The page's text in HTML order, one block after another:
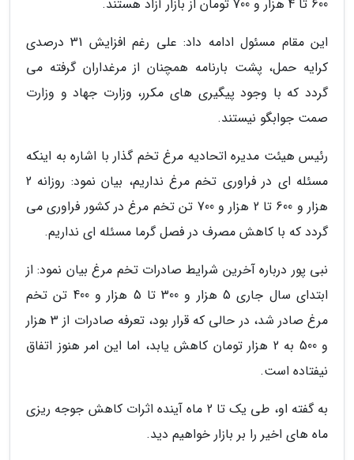
600 تا 4 هزار و 700 تومان از بازار آزاد هستند.
این مقام مسئول ادامه داد: علی رغم افزایش 31 درصدی
کرایه حمل، پشت بارنامه همچنان از مرغداران گرفته می
گردد که با وجود پیگیری های مکرر، وزارت جهاد و وزارت
صمت جوابگو نیستند.
رئیس هیئت مدیره اتحادیه مرغ تخم گذار با اشاره به اینکه
مسئله ای در فراوری تخم مرغ نداریم، بیان نمود: روزانه 2
هزار و 600 تا 2 هزار و 700 تن تخم مرغ در کشور فراوری می
گردد که با کاهش مصرف در فصل گرما مسئله ای نداریم.
نبی پور درباره آخرین شرایط صادرات تخم مرغ بیان نمود: از
ابتدای سال جاری 5 هزار و 300 تا 5 هزار و 400 تن تخم
مرغ صادر شد، در حالی که قرار بود، تعرفه صادرات از 3 هزار
و 500 به 2 هزار تومان کاهش یابد، اما این امر هنوز اتفاق
نیفتاده است.
به گفته او، طی یک تا 2 ماه آینده اثرات کاهش جوجه ریزی
ماه های اخیر را بر بازار خواهیم دید.